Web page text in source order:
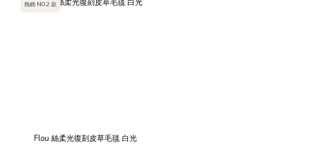
熱銷 NO.2 款
Flou 絲柔光復刻皮草毛毯 白光